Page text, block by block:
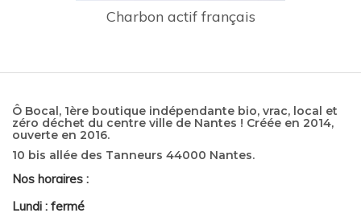
Charbon actif français
Ô Bocal, 1ère boutique indépendante bio, vrac, local et
zéro déchet du centre ville de Nantes ! Créée en 2014,
ouverte en 2016.
10 bis allée des Tanneurs 44000 Nantes.
Nos horaires :
Lundi : fermé